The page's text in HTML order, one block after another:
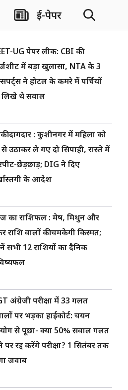
ई-पेपर
UG पेपर लीक: CBI की
में बड़ा खुलासा, NTA के 3
ने होटल के कमरे में पर्चियों
लिखे थे सवाल
दागदार : कुशीनगर में महिला को
उठाकर ले गए दो सिपाही, रास्ते में
छेड़छाड़; DIG ने दिए
के आदेश
का राशिफल : मेष, मिथुन और
राशि वालों की चमकेगी किस्मत;
सभी 12 राशियों का दैनिक
अंग्रेजी परीक्षा में 33 गलत
पर भड़का हाईकोर्ट: चयन
से पूछा- क्या 50% सवाल गलत
पर रद्द करेंगे परीक्षा? 1 सितंबर तक
जवाब